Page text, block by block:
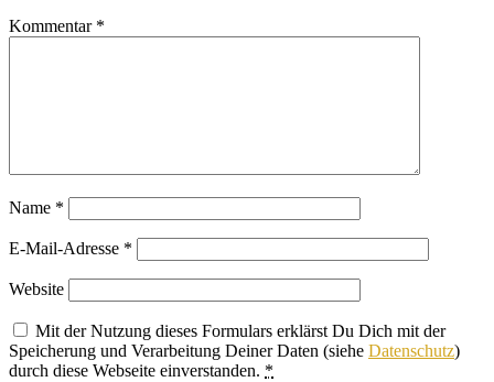
Kommentar *
Name *
E-Mail-Adresse *
Website
Mit der Nutzung dieses Formulars erklärst Du Dich mit der
Speicherung und Verarbeitung Deiner Daten (siehe Datenschutz)
durch diese Webseite einverstanden. *